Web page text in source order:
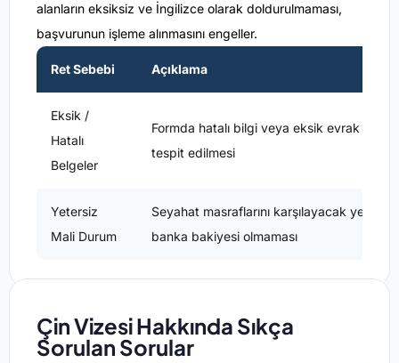
alanların eksiksiz ve İngilizce olarak doldurulmaması,
başvurunun işleme alınmasını engeller.
Ret Sebebi Açıklama
Eksik /
Hatalı
Belgeler
Formda hatalı bilgi veya eksik evrak
tespit edilmesi
Yetersiz
Mali Durum
Seyahat masraflarını karşılayacak yeterli
banka bakiyesi olmaması
Çin Vizesi Hakkında Sıkça
Sorulan Sorular